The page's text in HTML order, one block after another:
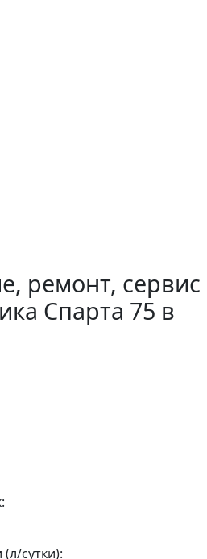
ремонт, сервис
Спарта 75 в
сутки):